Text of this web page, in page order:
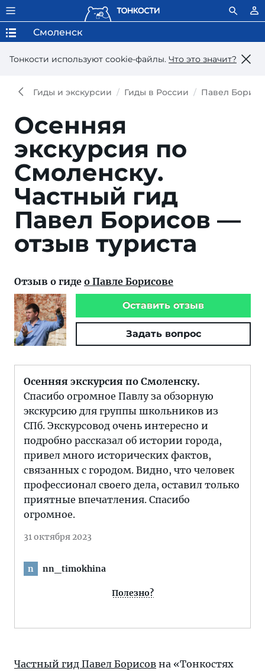
Тонкости используют сookie-файлы. Что это значит?
Смоленск
Гиды и экскурсии Гиды в России Павел
Осенняя
экскурсия по
Смоленску.
Частный гид
Павел Борисов —
отзыв туриста
Отзыв о гиде о Павле Борисове
Оставить отзыв
Задать вопрос
Осенняя экскурсия по Смоленску.
Спасибо огромное Павлу за обзорную
экскурсию для группы школьников из
СПб. Экскурсовод очень интересно и
подробно рассказал об истории города,
привел много исторических фактов,
связанных с городом. Видно, что человек
профессионал своего дела, оставил только
приятные впечатления. Спасибо
огромное.
31 октября 2023
n nn_timokhina
Полезно?
Частный гид Павел Борисов на «Тонкостях